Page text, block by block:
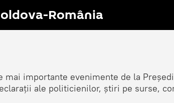
România
importante evenimente de la
ale politicienilor, știri pe surse,